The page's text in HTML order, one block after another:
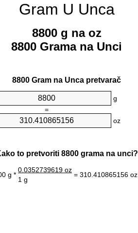
Gram U Unca
8800 g na oz
8800 Grama na Unci
8800 Gram na Unca pretvarač
g
=
oz
to pretvoriti 8800 grama na unci?
g *
0.0352739619 oz
= 310.410865156 oz
1 g